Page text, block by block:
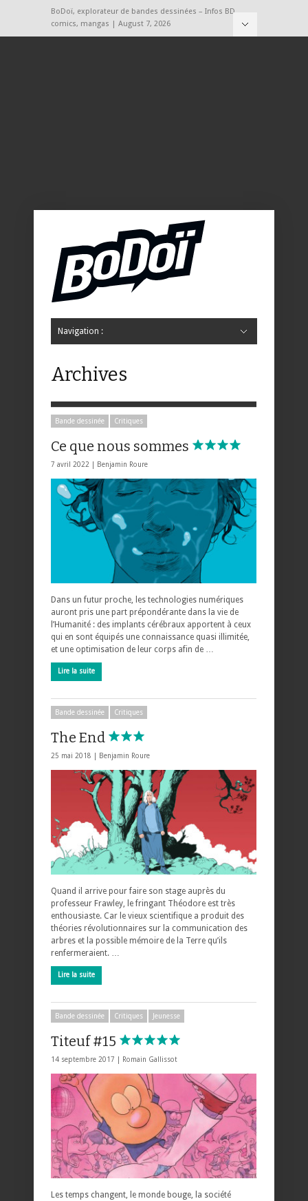
BoDoï, explorateur de bandes dessinées – Infos BD,
comics, mangas | August 7, 2026
Navigation :
Archives
Bande dessinée Critiques
Ce que nous sommes
7 avril 2022 | Benjamin Roure
Dans un futur proche, les technologies numériques
auront pris une part prépondérante dans la vie de
l’Humanité : des implants cérébraux apportent à ceux
qui en sont équipés une connaissance quasi illimitée,
et une optimisation de leur corps afin de …
Lire la suite
Bande dessinée Critiques
The End
25 mai 2018 | Benjamin Roure
Quand il arrive pour faire son stage auprès du
professeur Frawley, le fringant Théodore est très
enthousiaste. Car le vieux scientifique a produit des
théories révolutionnaires sur la communication des
arbres et la possible mémoire de la Terre qu’ils
renfermeraient. …
Lire la suite
Bande dessinée Critiques Jeunesse
Titeuf #15
14 septembre 2017 | Romain Gallissot
Les temps changent, le monde bouge, la société